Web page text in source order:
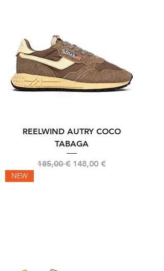
REELWIND AUTRY COCO
TABAGA
Prix original
185,00 € Prix promotionnel
148,00 €
NEW